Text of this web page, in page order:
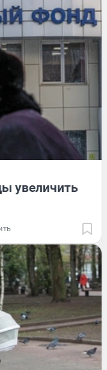
увеличить